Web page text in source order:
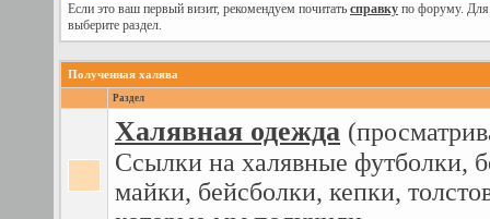
Если это ваш первый визит, рекомендуем почитать справку по форуму.
выберите раздел.
Полученная халява
Раздел
Халявная одежда
Ссылки на халявные футболки,
майки, бейсболки, кепки,